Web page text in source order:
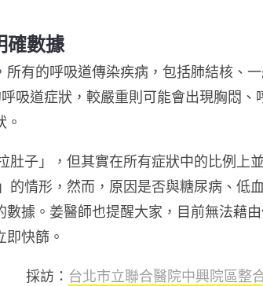
確數據
有的呼吸道傳染疾病，包括肺結核、一
吸道症狀，較嚴重則可能會出現胸悶、
子」，但其實在所有症狀中的比例上
情形，然而，原因是否與糖尿病、低
據。姜醫師也提醒大家，目前無法藉
快篩。
採訪： 台北市立聯合醫院中興院區整